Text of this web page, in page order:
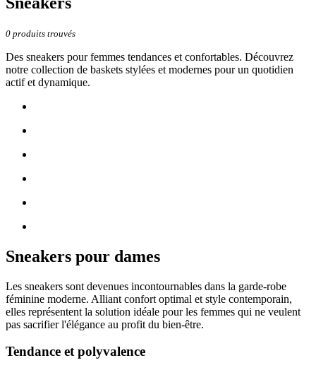
0 produits trouvés
Des sneakers pour femmes tendances et confortables. Découvrez
notre collection de baskets stylées et modernes pour un quotidien
actif et dynamique.
Sneakers pour dames
Les sneakers sont devenues incontournables dans la garde-robe
féminine moderne. Alliant confort optimal et style contemporain,
elles représentent la solution idéale pour les femmes qui ne veulent
pas sacrifier l'élégance au profit du bien-être.
Tendance et polyvalence